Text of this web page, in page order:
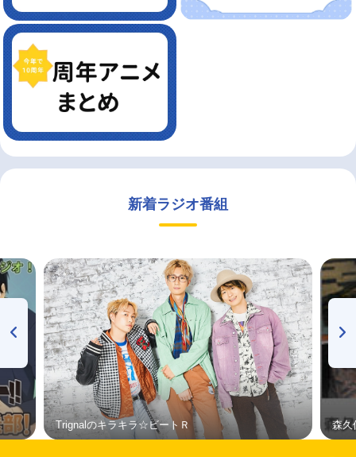
新着ラジオ番組
Trignalのキラキラ☆ビートＲ 森久